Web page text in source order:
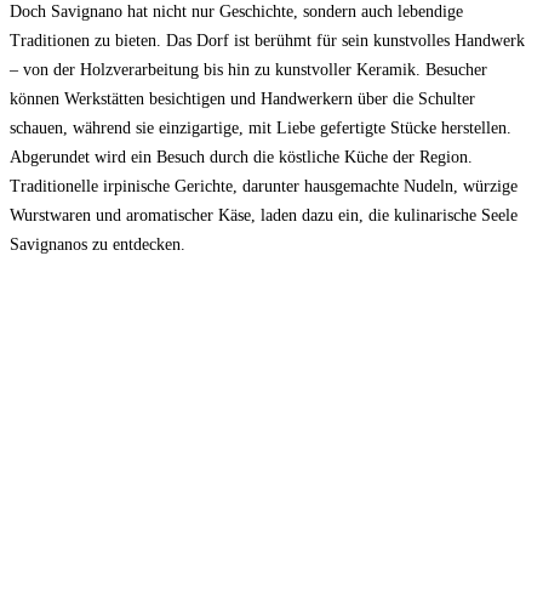
Doch Savignano hat nicht nur Geschichte, sondern auch lebendige
Traditionen zu bieten. Das Dorf ist berühmt für sein kunstvolles Handwerk
– von der Holzverarbeitung bis hin zu kunstvoller Keramik. Besucher
können Werkstätten besichtigen und Handwerkern über die Schulter
schauen, während sie einzigartige, mit Liebe gefertigte Stücke herstellen.
Abgerundet wird ein Besuch durch die köstliche Küche der Region.
Traditionelle irpinische Gerichte, darunter hausgemachte Nudeln, würzige
Wurstwaren und aromatischer Käse, laden dazu ein, die kulinarische Seele
Savignanos zu entdecken.